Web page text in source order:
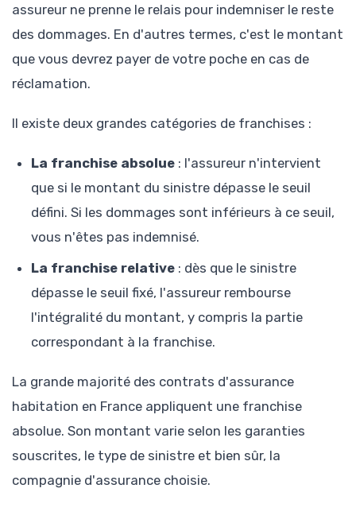
assureur ne prenne le relais pour indemniser le reste
des dommages. En d'autres termes, c'est le montant
que vous devrez payer de votre poche en cas de
réclamation.
Il existe deux grandes catégories de franchises :
La franchise absolue : l'assureur n'intervient
que si le montant du sinistre dépasse le seuil
défini. Si les dommages sont inférieurs à ce seuil,
vous n'êtes pas indemnisé.
La franchise relative : dès que le sinistre
dépasse le seuil fixé, l'assureur rembourse
l'intégralité du montant, y compris la partie
correspondant à la franchise.
La grande majorité des contrats d'assurance
habitation en France appliquent une franchise
absolue. Son montant varie selon les garanties
souscrites, le type de sinistre et bien sûr, la
compagnie d'assurance choisie.